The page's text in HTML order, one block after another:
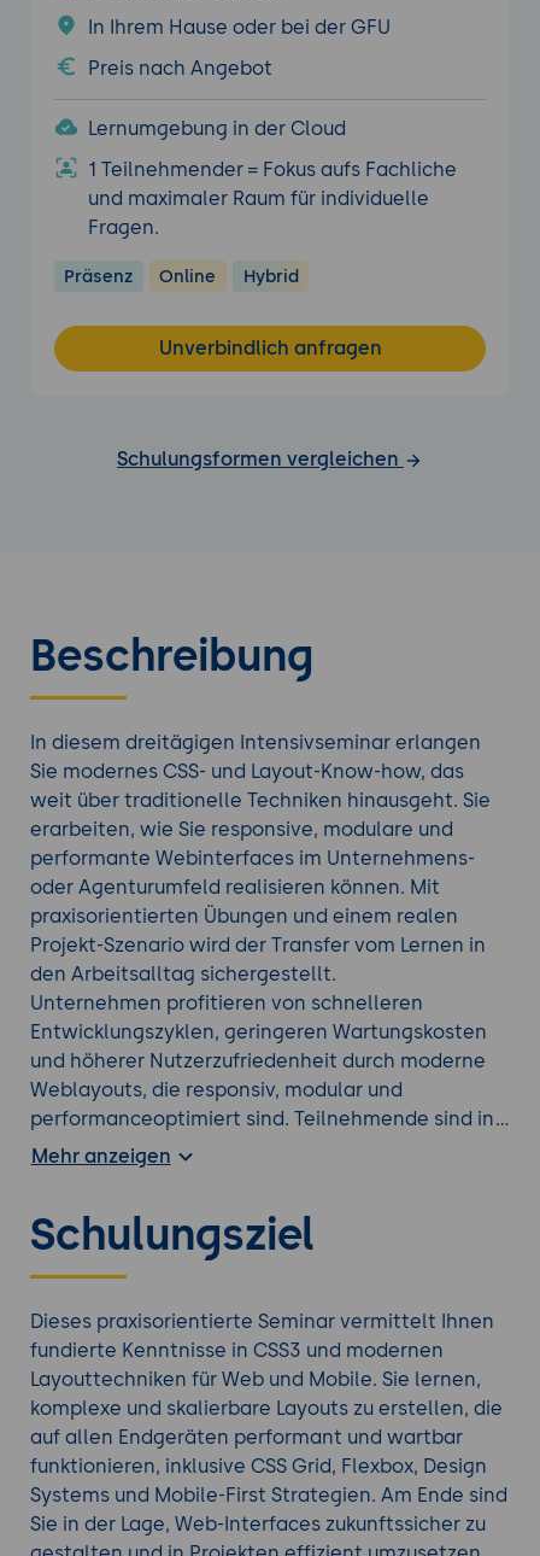
In Ihrem Hause oder bei der GFU
Preis nach Angebot
Lernumgebung in der Cloud
1 Teilnehmender = Fokus aufs Fachliche
und maximaler Raum für individuelle
Fragen.
Präsenz Online Hybrid
Unverbindlich anfragen
Schulungsformen vergleichen
Beschreibung
In diesem dreitägigen Intensivseminar erlangen
Sie modernes CSS- und Layout-Know-how, das
weit über traditionelle Techniken hinausgeht. Sie
erarbeiten, wie Sie responsive, modulare und
performante Webinterfaces im Unternehmens-
oder Agenturumfeld realisieren können. Mit
praxisorientierten Übungen und einem realen
Projekt-Szenario wird der Transfer vom Lernen in
den Arbeitsalltag sichergestellt.
Unternehmen profitieren von schnelleren
Entwicklungszyklen, geringeren Wartungskosten
und höherer Nutzerzufriedenheit durch moderne
Weblayouts, die responsiv, modular und
performance­optimiert sind. Teilnehmende sind in
der Lage, aktuelle CSS-Technologien einzusetzen,
skalierbar und zukunftsfähig sind.
Weiterbildung?
Mehr anzeigen
Schulungsziel
Dieses praxisorientierte Seminar vermittelt Ihnen
fundierte Kenntnisse in CSS3 und modernen
Layouttechniken für Web und Mobile. Sie lernen,
komplexe und skalierbare Layouts zu erstellen, die
auf allen Endgeräten performant und wartbar
funktionieren, inklusive CSS Grid, Flexbox, Design
Systems und Mobile-First Strategien. Am Ende sind
Sie in der Lage, Web-Interfaces zukunftssicher zu